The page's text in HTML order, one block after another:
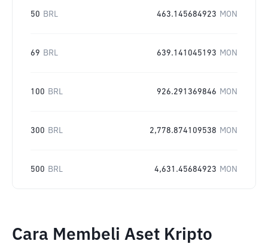
50 BRL 463.145684923 MON
69 BRL 639.141045193 MON
100 BRL 926.291369846 MON
300 BRL 2,778.874109538 MON
500 BRL 4,631.45684923 MON
Cara Membeli Aset Kripto